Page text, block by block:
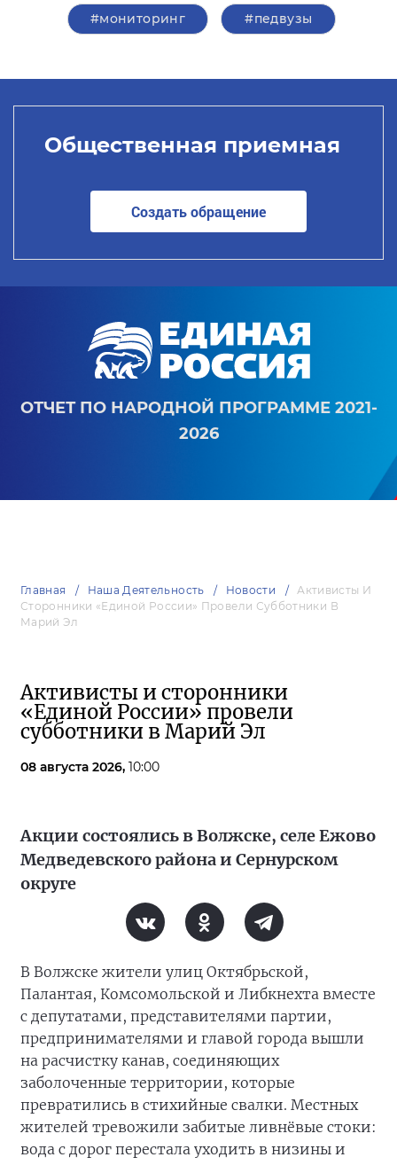
#мониторинг #педвузы
Общественная приемная
Создать обращение
ОТЧЕТ ПО НАРОДНОЙ ПРОГРАММЕ 2021-
2026
Главная Наша Деятельность Новости
Активисты И
Сторонники «Единой России» Провели Субботники В
Марий Эл
Активисты и сторонники
«Единой России» провели
субботники в Марий Эл
08 августа 2026, 10:00
Акции состоялись в Волжске, селе Ежово
Медведевского района и Сернурском
округе
В Волжске жители улиц Октябрьской,
Палантая, Комсомольской и Либкнехта вместе
с депутатами, представителями партии,
предпринимателями и главой города вышли
на расчистку канав, соединяющих
заболоченные территории, которые
превратились в стихийные свалки. Местных
жителей тревожили забитые ливнёвые стоки:
вода с дорог перестала уходить в низины и